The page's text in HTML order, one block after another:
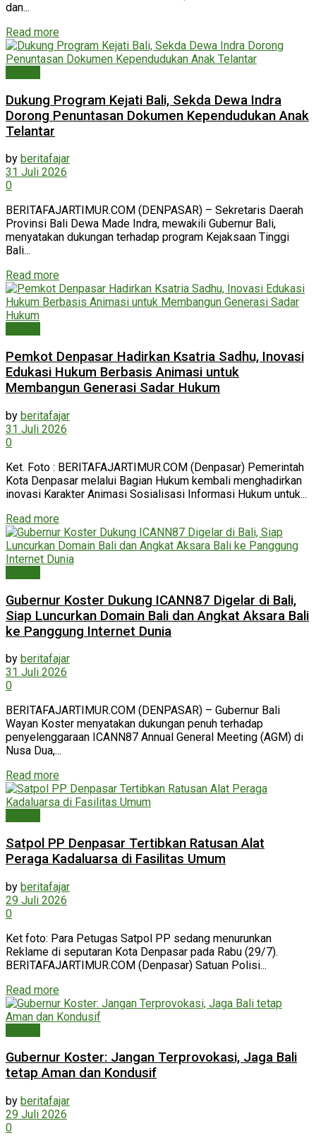
dan...
Read more
Dukung Program Kejati Bali, Sekda Dewa Indra
Dorong Penuntasan Dokumen Kependudukan Anak
Telantar
by beritafajar
31 Juli 2026
0
BERITAFAJARTIMUR.COM (DENPASAR) – Sekretaris Daerah
Provinsi Bali Dewa Made Indra, mewakili Gubernur Bali,
menyatakan dukungan terhadap program Kejaksaan Tinggi
Bali...
Read more
Pemkot Denpasar Hadirkan Ksatria Sadhu, Inovasi
Edukasi Hukum Berbasis Animasi untuk
Membangun Generasi Sadar Hukum
by beritafajar
31 Juli 2026
0
Ket. Foto : BERITAFAJARTIMUR.COM (Denpasar) Pemerintah
Kota Denpasar melalui Bagian Hukum kembali menghadirkan
inovasi Karakter Animasi Sosialisasi Informasi Hukum untuk...
Read more
Gubernur Koster Dukung ICANN87 Digelar di Bali,
Siap Luncurkan Domain Bali dan Angkat Aksara Bali
ke Panggung Internet Dunia
by beritafajar
31 Juli 2026
0
BERITAFAJARTIMUR.COM (DENPASAR) – Gubernur Bali
Wayan Koster menyatakan dukungan penuh terhadap
penyelenggaraan ICANN87 Annual General Meeting (AGM) di
Nusa Dua,...
Read more
Satpol PP Denpasar Tertibkan Ratusan Alat
Peraga Kadaluarsa di Fasilitas Umum
by beritafajar
29 Juli 2026
0
Ket foto: Para Petugas Satpol PP sedang menurunkan
Reklame di seputaran Kota Denpasar pada Rabu (29/7).
BERITAFAJARTIMUR.COM (Denpasar) Satuan Polisi...
Read more
Gubernur Koster: Jangan Terprovokasi, Jaga Bali
tetap Aman dan Kondusif
by beritafajar
29 Juli 2026
0